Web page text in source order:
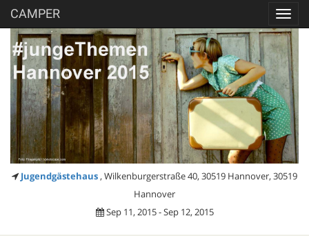
CAMPER
Jugendgästehaus , Wilkenburgerstraße 40, 30519 Hannover, 30519
Hannover
Sep 11, 2015 - Sep 12, 2015